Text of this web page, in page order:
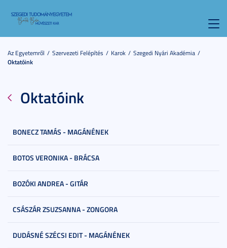
Az Egyetemről Szervezeti Felépítés Karok
Szegedi Nyári Akadémia
Oktatóink
Oktatóink
BONECZ TAMÁS - MAGÁNÉNEK
BOTOS VERONIKA - BRÁCSA
BOZÓKI ANDREA - GITÁR
CSÁSZÁR ZSUZSANNA - ZONGORA
DUDÁSNÉ SZÉCSI EDIT - MAGÁNÉNEK